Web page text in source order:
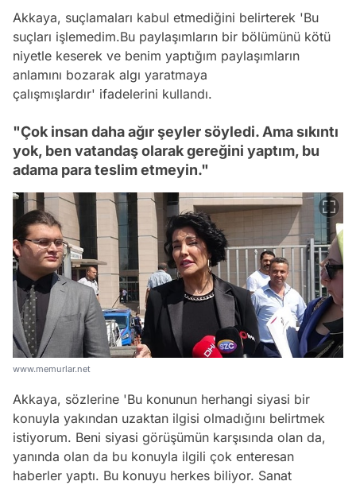
Akkaya, suçlamaları kabul etmediğini belirterek 'Bu
suçları işlemedim.Bu paylaşımların bir bölümünü kötü
niyetle keserek ve benim yaptığım paylaşımların
anlamını bozarak algı yaratmaya
çalışmışlardır' ifadelerini kullandı.
"Çok insan daha ağır şeyler söyledi. Ama sıkıntı
yok, ben vatandaş olarak gereğini yaptım, bu
adama para teslim etmeyin."
www.memurlar.net
Akkaya, sözlerine 'Bu konunun herhangi siyasi bir
konuyla yakından uzaktan ilgisi olmadığını belirtmek
istiyorum. Beni siyasi görüşümün karşısında olan da,
yanında olan da bu konuyla ilgili çok enteresan
haberler yaptı. Bu konuyu herkes biliyor. Sanat